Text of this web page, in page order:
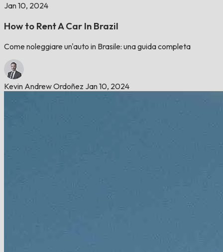
Jan 10, 2024
How to Rent A Car In Brazil
Come noleggiare un'auto in Brasile: una guida completa
Kevin Andrew Ordoñez Jan 10, 2024